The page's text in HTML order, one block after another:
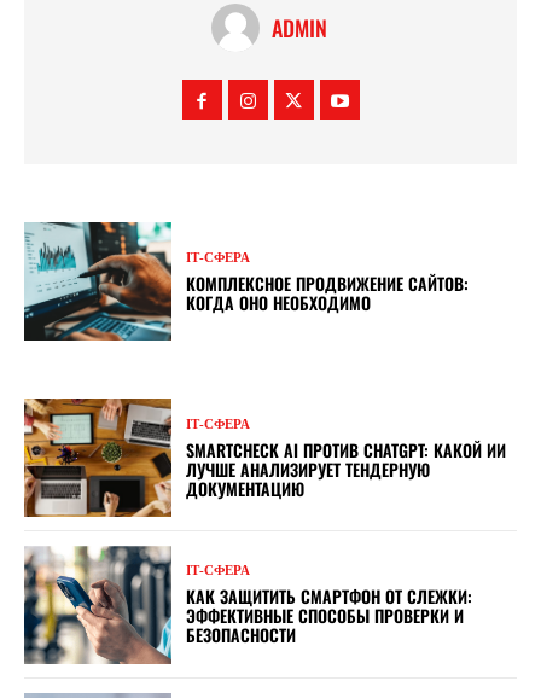
ADMIN
ІТ-СФЕРА
КОМПЛЕКСНОЕ ПРОДВИЖЕНИЕ САЙТОВ:
КОГДА ОНО НЕОБХОДИМО
ІТ-СФЕРА
SMARTCHECK AI ПРОТИВ CHATGPT: КАКОЙ ИИ
ЛУЧШЕ АНАЛИЗИРУЕТ ТЕНДЕРНУЮ
ДОКУМЕНТАЦИЮ
ІТ-СФЕРА
КАК ЗАЩИТИТЬ СМАРТФОН ОТ СЛЕЖКИ:
ЭФФЕКТИВНЫЕ СПОСОБЫ ПРОВЕРКИ И
БЕЗОПАСНОСТИ